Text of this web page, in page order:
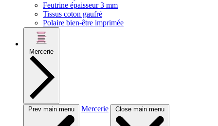
Feutrine épaisseur 3 mm
Tissus coton gaufré
Polaire bien-être imprimée
Mercerie
Prev main menu Mercerie Close main menu